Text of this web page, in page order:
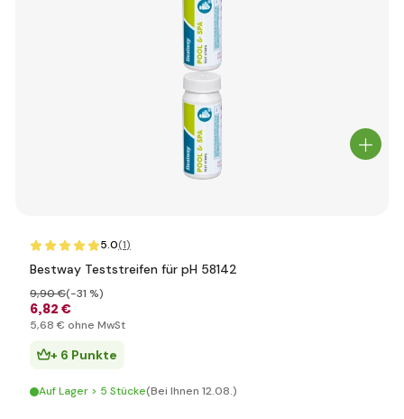
5.0(1)
Bestway Teststreifen für pH 58142
6,82 €
9,90 €(-31 %)
5,68 € ohne MwSt
+ 6 Punkte
Auf Lager > 5 Stücke(Bei Ihnen 12.08.)